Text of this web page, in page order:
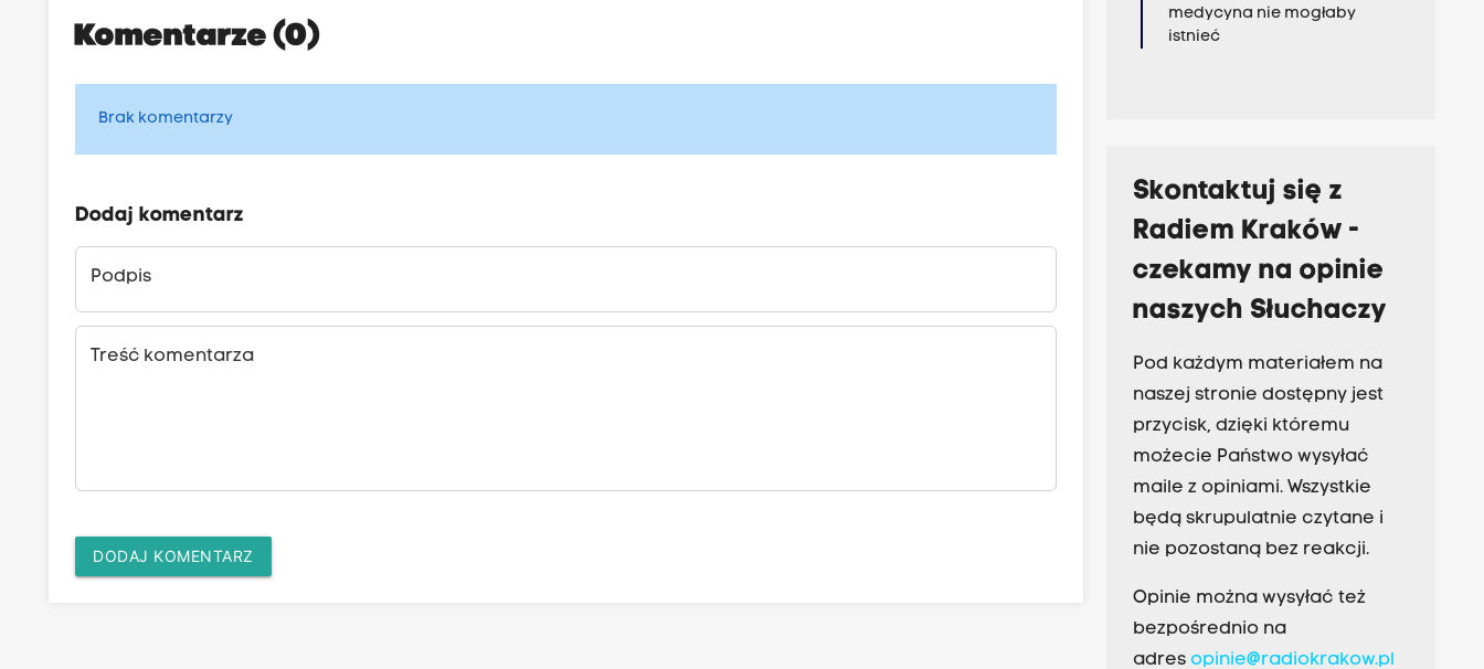
Komentarze (0)
Brak komentarzy
Dodaj komentarz
Podpis
Treść komentarza
DODAJ KOMENTARZ
medycyna nie mogłaby
istnieć
Skontaktuj się z
Radiem Kraków -
czekamy na opinie
naszych Słuchaczy
Pod każdym materiałem na
naszej stronie dostępny jest
przycisk, dzięki któremu
możecie Państwo wysyłać
maile z opiniami. Wszystkie
będą skrupulatnie czytane i
nie pozostaną bez reakcji.
Opinie można wysyłać też
bezpośrednio na
adres opinie@radiokrakow.pl